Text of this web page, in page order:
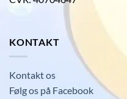
KONTAKT
Kontakt os
Følg os på Facebook